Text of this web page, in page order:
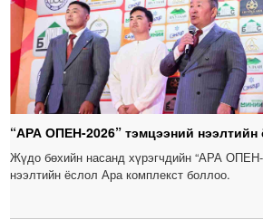
“АРА ОПЕН-2026” тэмцээний
Жүдо бөхийн насанд хүрэгчдийн “АРА ОПЕН-
нээлтийн ёслол Ара комплекст боллоо.